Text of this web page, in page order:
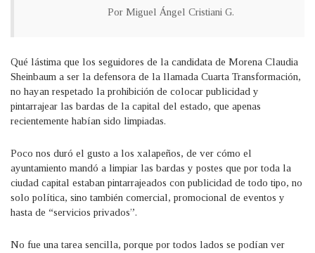
Por Miguel Ángel Cristiani G.
Qué lástima que los seguidores de la candidata de Morena Claudia
Sheinbaum a ser la defensora de la llamada Cuarta Transformación,
no hayan respetado la prohibición de colocar publicidad y
pintarrajear las bardas de la capital del estado, que apenas
recientemente habían sido limpiadas.
Poco nos duró el gusto a los xalapeños, de ver cómo el
ayuntamiento mandó a limpiar las bardas y postes que por toda la
ciudad capital estaban pintarrajeados con publicidad de todo tipo, no
solo política, sino también comercial, promocional de eventos y
hasta de “servicios privados”.
No fue una tarea sencilla, porque por todos lados se podían ver